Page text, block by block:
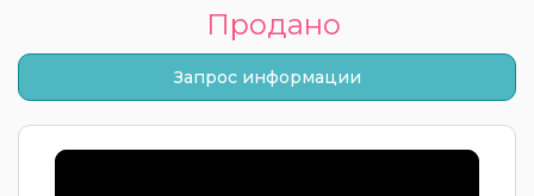
Продано
Запрос информации